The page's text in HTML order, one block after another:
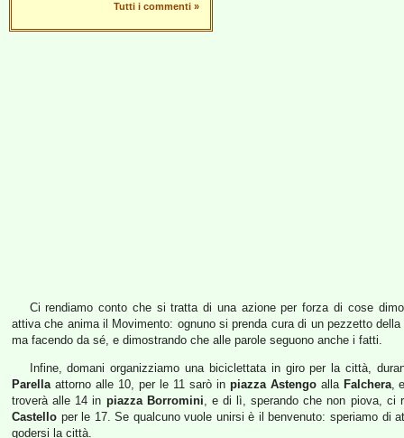
Tutti i commenti »
Ci rendiamo conto che si tratta di una azione per forza di cose
attiva che anima il Movimento: ognuno si prenda cura di un pezzetto
ma facendo da sé, e dimostrando che alle parole seguono anche i fatti.
Infine, domani organizziamo una biciclettata in giro per la città,
Parellaattorno alle 10, per le 11 sarò in piazza Astengoalla Falchera,
troverà alle 14 in piazza Borromini, e di lì, sperando che non piova, ci
Castello per le 17. Se qualcuno vuole unirsi è il benvenuto: speriamo di
godersi la città.